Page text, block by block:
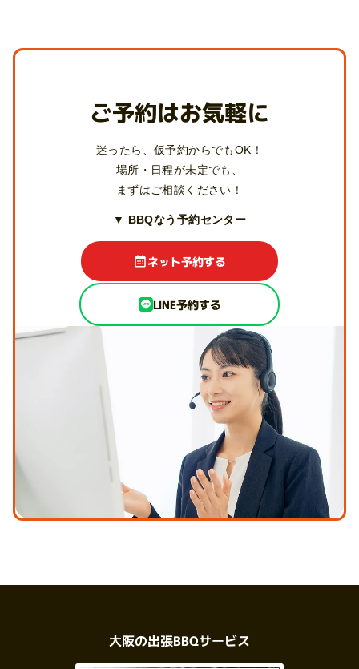
ご予約はお気軽に
迷ったら、仮予約からでもOK！
場所・日程が未定でも、
まずはご相談ください！
▼ BBQなう予約センター
ネット予約する
LINE予約する
大阪の出張BBQサービス